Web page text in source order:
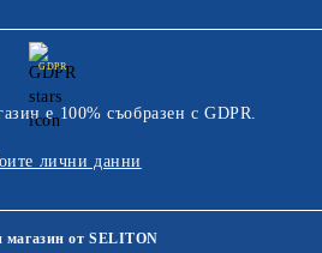
GDPR
е 100% съобразен с GDPR.
лични данни
магазин от SELITON